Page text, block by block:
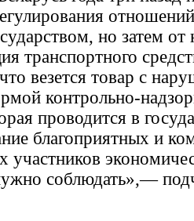
но затем от
транспортного
везется товар с
контрольно-
проводится в
благоприятных и
участников
соблюдать»,—